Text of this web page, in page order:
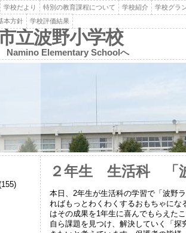
学校だより 特別の教育課程について 学校紹介
学校グラ
本方針 学校評価結果
立波野小学校
Namino Elementary Schoolへ
２年生 生活科 「
本日、2年生が生活科の学習で「波野
ればもっとわくわくするおもちゃに
はその成果を1年生に喜んでもらえた
自ら課題を見つけ、解決していく「